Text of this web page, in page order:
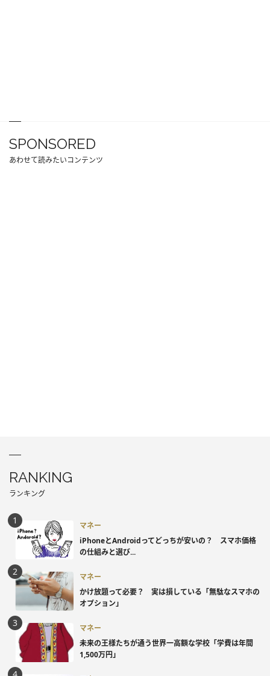
SPONSORED
あわせて読みたいコンテンツ
RANKING
ランキング
マネー
iPhoneとAndroidってどっちが安いの？ スマホ価格
の仕組みと選び...
マネー
かけ放題って必要？ 実は損している「無駄なスマホの
オプション」
マネー
未来の王様たちが通う世界一高額な学校「学費は年間
1,500万円」